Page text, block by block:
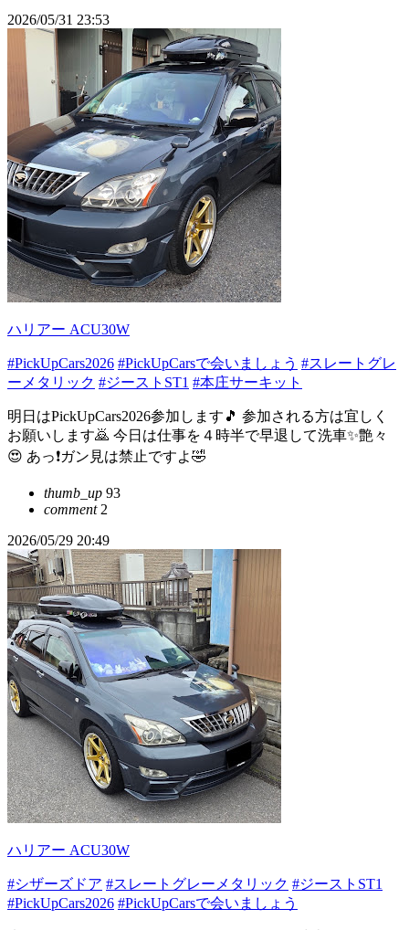
2026/05/31 23:53
ハリアー ACU30W
#PickUpCars2026 #PickUpCarsで会いましょう #スレートグレ
ーメタリック #ジーストST1 #本庄サーキット
明日はPickUpCars2026参加します🎵 参加される方は宜しく
お願いします🙇 今日は仕事を４時半で早退して洗車✨艶々
😍 あっ❗ガン見は禁止ですよ🤣
thumb_up 93
comment2
2026/05/29 20:49
ハリアー ACU30W
#シザーズドア #スレートグレーメタリック #ジーストST1
#PickUpCars2026 #PickUpCarsで会いましょう